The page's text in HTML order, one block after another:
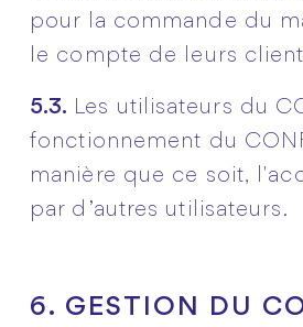
pour la commande du
le compte de leurs
5.3. Les utilisateurs du
fonctionnement du
manière que ce soit,
par d’autres utilisateurs.
6. GESTION DU